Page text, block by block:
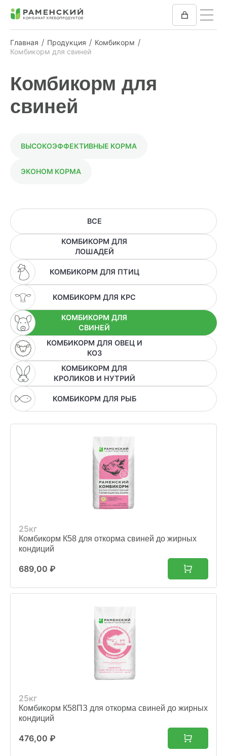
Главная Продукция
Комбикорм
Комбикорм для свиней
Комбикорм для
свиней
ВЫСОКОЭФФЕКТИВНЫЕ КОРМА
ЭКОНОМ КОРМА
ВСЕ
КОМБИКОРМ ДЛЯ
ЛОШАДЕЙ
КОМБИКОРМ ДЛЯ ПТИЦ
КОМБИКОРМ ДЛЯ КРС
КОМБИКОРМ ДЛЯ
СВИНЕЙ
КОМБИКОРМ ДЛЯ ОВЕЦ И
КОЗ
КОМБИКОРМ ДЛЯ
КРОЛИКОВ И НУТРИЙ
КОМБИКОРМ ДЛЯ РЫБ
25кг
Комбикорм К58 для откорма свиней до жирных
кондиций
689,00 ₽
25кг
Комбикорм К58ПЗ для откорма свиней до жирных
кондиций
476,00 ₽
МУКА
КОМПАНИЯ
ЗАКУПКИ
ХОЗЯЙСТВАМ
ОПТОВИКАМ
ПРАЙС
ГДЕ КУПИТЬ
КОНТАКТЫ
8 (804) 700-18-14